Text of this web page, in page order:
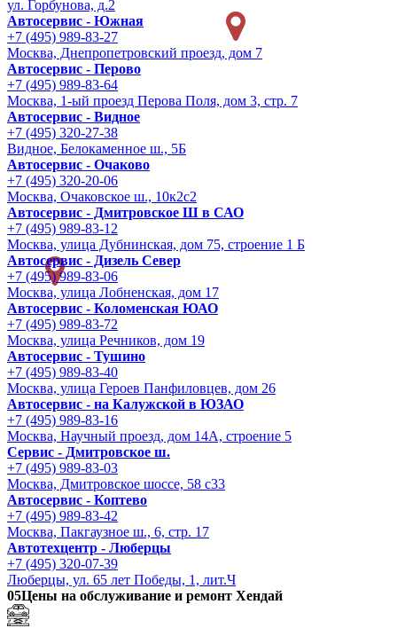
ул. Горбунова, д.2
Автосервис - Южная
+7 (495) 989-83-27
Москва, Днепропетровский проезд, дом 7
Автосервис - Перово
+7 (495) 989-83-64
Москва, 1-ый проезд Перова Поля, дом 3, стр. 7
Автосервис - Видное
+7 (495) 320-27-38
Видное, Белокаменное ш., 5Б
Автосервис - Очаково
+7 (495) 320-20-06
Москва, Очаковское ш., 10к2с2
Автосервис - Дмитровское Ш в САО
+7 (495) 989-83-12
Москва, улица Дубнинская, дом 75, строение 1 Б
Автосервис - Дизель Север
+7 (495) 989-83-06
Москва, улица Лобненская, дом 17
Автосервис - Коломенская ЮАО
+7 (495) 989-83-72
Москва, улица Речников, дом 19
Автосервис - Тушино
+7 (495) 989-83-40
Москва, улица Героев Панфиловцев, дом 26
Автосервис - на Калужской в ЮЗАО
+7 (495) 989-83-16
Москва, Научный проезд, дом 14А, строение 5
Сервис - Дмитровское ш.
+7 (495) 989-83-03
Москва, Дмитровское шоссе, 58 с33
Автосервис - Коптево
+7 (495) 989-83-42
Москва, Пакгаузное ш., 6, стр. 17
Автотехцентр - Люберцы
+7 (495) 320-07-39
Люберцы, ул. 65 лет Победы, 1, лит.Ч
05Цены на обслуживание и ремонт Хендай